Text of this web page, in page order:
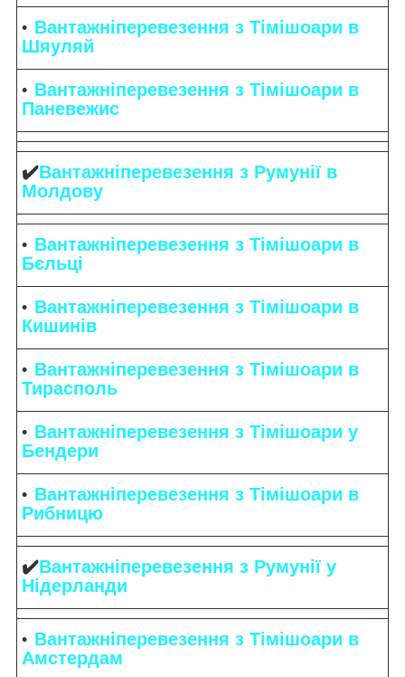
Вантажніперевезення з Тімішоари в
Шяуляй
Вантажніперевезення з Тімішоари в
Паневежис
✔️Вантажніперевезення з Румунії в
Молдову
Вантажніперевезення з Тімішоари в
Бєльці
Вантажніперевезення з Тімішоари в
Кишинів
Вантажніперевезення з Тімішоари в
Тирасполь
Вантажніперевезення з Тімішоари у
Бендери
Вантажніперевезення з Тімішоари в
Рибницю
✔️Вантажніперевезення з Румунії у
Нідерланди
Вантажніперевезення з Тімішоари в
Амстердам